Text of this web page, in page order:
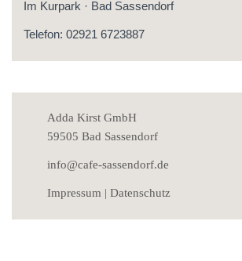
Im Kurpark · Bad Sassendorf
Telefon: 02921 6723887
Adda Kirst GmbH
59505 Bad Sassendorf
info@cafe-sassendorf.de
Impressum | Datenschutz